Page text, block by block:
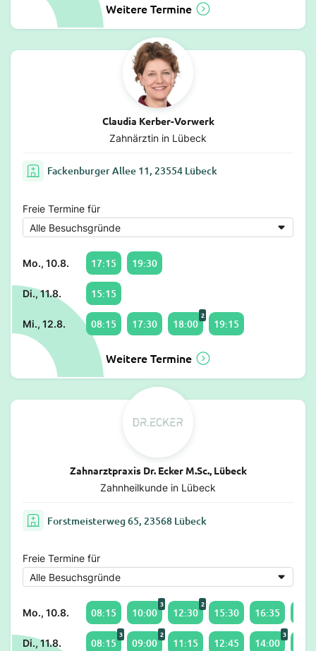
Weitere Termine
Claudia Kerber-Vorwerk
Zahnärztin in Lübeck
Fackenburger Allee 11, 23554 Lübeck
Freie Termine für
Mo., 10.8. 17:15 19:30
Di., 11.8. 15:15
Mi., 12.8. 08:15 17:30 18:00
2
19:15
Weitere Termine
Zahnarztpraxis Dr. Ecker M.Sc., Lübeck
Zahnheilkunde in Lübeck
Forstmeisterweg 65, 23568 Lübeck
Freie Termine für
Mo., 10.8. 08:15 10:00
3
12:30
2
15:30 16:35
Di., 11.8. 08:15
3
09:00
2
11:15 12:45 14:00
3